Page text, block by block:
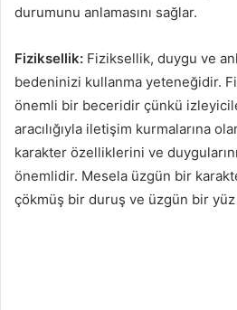
durumunu anlamasını sağlar.
Fiziksellik: Fiziksellik, duygu ve
bedeninizi kullanma yeteneğidir.
önemli bir beceridir çünkü
aracılığıyla iletişim kurmalarına
karakter özelliklerini ve
önemlidir. Mesela üzgün bir
çökmüş bir duruş ve üzgün bir